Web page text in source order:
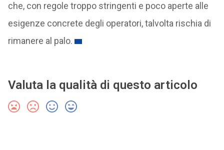
che, con regole troppo stringenti e poco aperte alle
esigenze concrete degli operatori, talvolta rischia di
rimanere al palo.
Valuta la qualità di questo articolo